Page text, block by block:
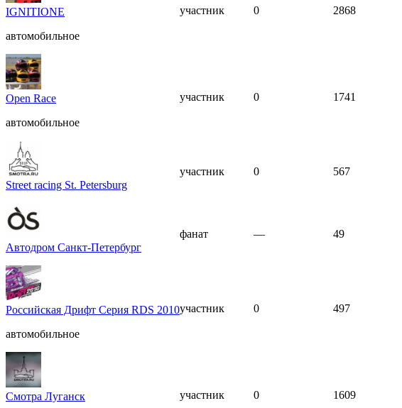
IGNITIONE
автомобильное
участник 0 2868
Open Race
автомобильное
участник 0 1741
Street racing St. Petersburg
участник 0 567
Автодром Санкт-Петербург
фанат — 49
Российская Дрифт Серия RDS 2010
автомобильное
участник 0 497
Смотра Луганск
участник 0 1609